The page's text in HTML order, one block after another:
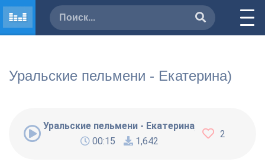
Уральские пельмени - Екатерина)
Уральские пельмени - Екатерина)
00:15
1,642
2